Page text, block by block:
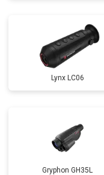
Lynx LC06
Gryphon GH35L